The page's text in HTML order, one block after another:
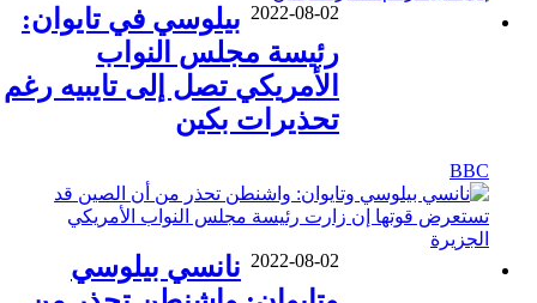
2022-08-02 بيلوسي في تايوان:
رئيسة مجلس النواب
الأمريكي تصل إلى تايبيه رغم
تحذيرات بكين
BBC
2022-08-02 نانسي بيلوسي